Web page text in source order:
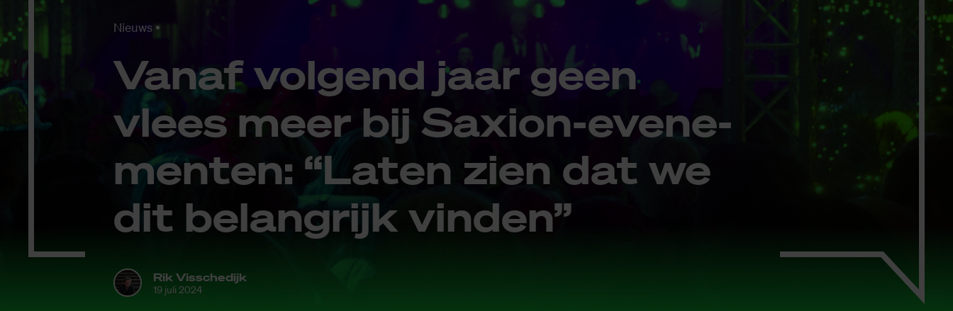
Nieuws
Van­af vol­gend jaar geen
vlees meer bij Saxi­on-eve­ne­
men­ten: “La­ten zien dat we
dit be­lang­rijk vin­den”
Rik Visschedijk
19 juli 2024